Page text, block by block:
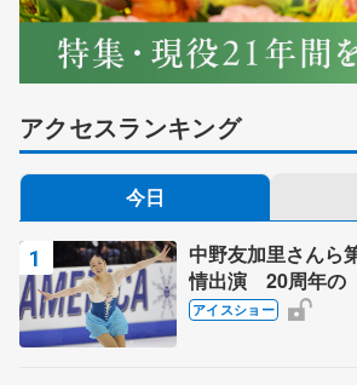
アクセスランキング
今日
中野友加里さんら
情出演 20周年の
ス」 宮本賢二さ
アイスショー